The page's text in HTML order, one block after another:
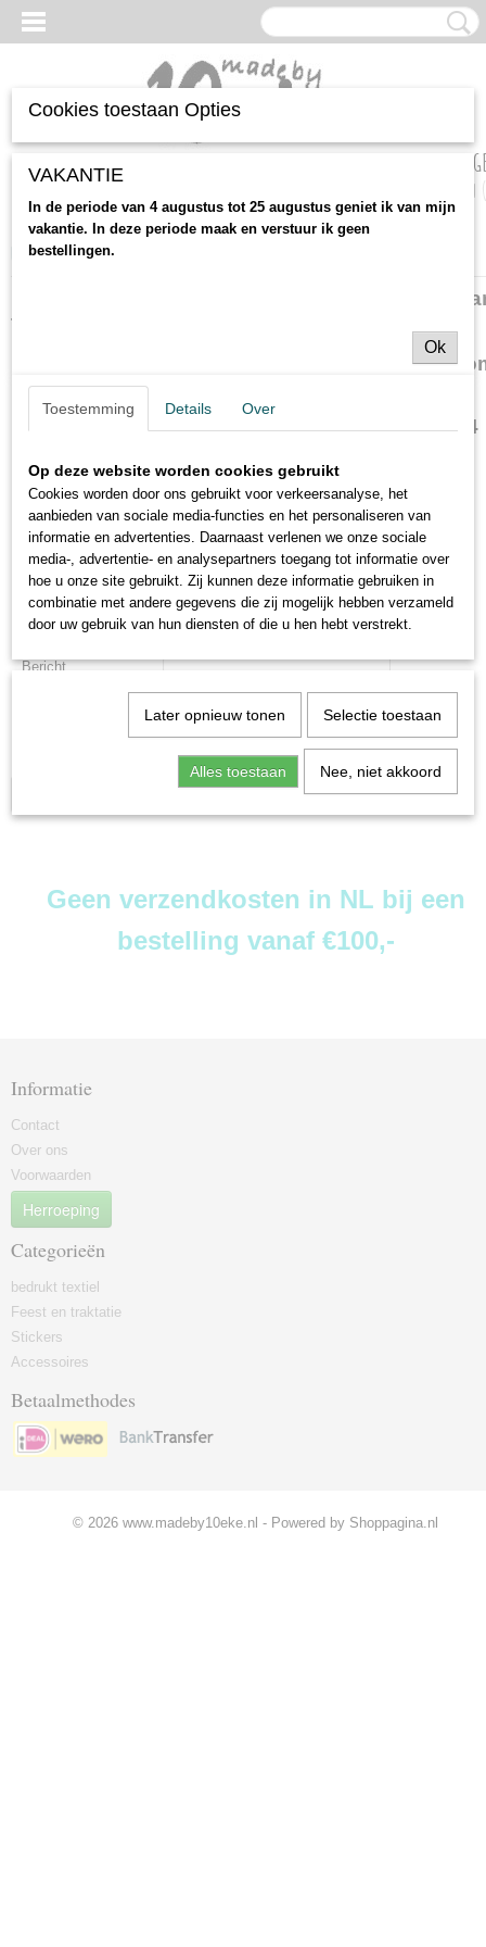
UW
Geen producten
Home> Contact
Let op! Dit is een voorbeeldadres. U dient dit
te passen in uw eigen adres
Bezoek adres:
Nieuw-Amsterdamseweg 4
Achternaam
Voorletters
Telefoon
Email
Bericht
Geen verzendkosten in NL bij een
bestelling vanaf €100,-
Informatie
Contact
Over ons
Voorwaarden
Herroeping
Categorieën
bedrukt textiel
Feest en traktatie
Stickers
Accessoires
Betaalmethodes
© 2026 www.madeby10eke.nl - Powered by Shoppagina.nl
Cookies toestaan Opties
VAKANTIE
In de periode van 4 augustus tot 25 augustus geniet ik van mijn
vakantie. In deze periode maak en verstuur ik geen
bestellingen.
Ok
Toestemming Details Over
Op deze website worden cookies gebruikt
Cookies worden door ons gebruikt voor verkeersanalyse, het
aanbieden van sociale media-functies en het personaliseren van
informatie en advertenties. Daarnaast verlenen we onze sociale
media-, advertentie- en analysepartners toegang tot informatie over
hoe u onze site gebruikt. Zij kunnen deze informatie gebruiken in
combinatie met andere gegevens die zij mogelijk hebben verzameld
door uw gebruik van hun diensten of die u hen hebt verstrekt.
Later opnieuw tonen Selectie toestaan
Alles toestaan Nee, niet akkoord